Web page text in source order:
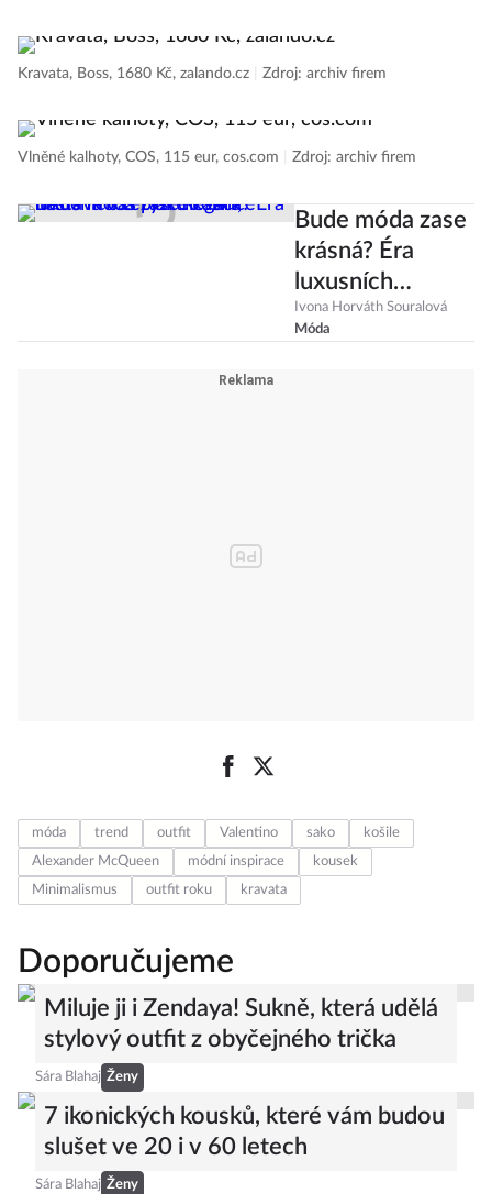
Kravata, Boss, 1680 Kč, zalando.cz Zdroj: archiv firem
Vlněné kalhoty, COS, 115 eur, cos.com Zdroj: archiv firem
Bude móda zase
krásná? Éra
luxusních
tepláků končí,
nastává čas ryzí
Ivona Horváth Souralová
Móda
móda trend outfit Valentino sako
košile
Alexander McQueen
módní inspirace
kousek
Minimalismus
outfit roku kravata
Doporučujeme
Miluje ji i Zendaya! Sukně, která udělá
stylový outfit z obyčejného trička
Sára Blahaj Ženy
7 ikonických kousků, které vám budou
slušet ve 20 i v 60 letech
Sára Blahaj Ženy